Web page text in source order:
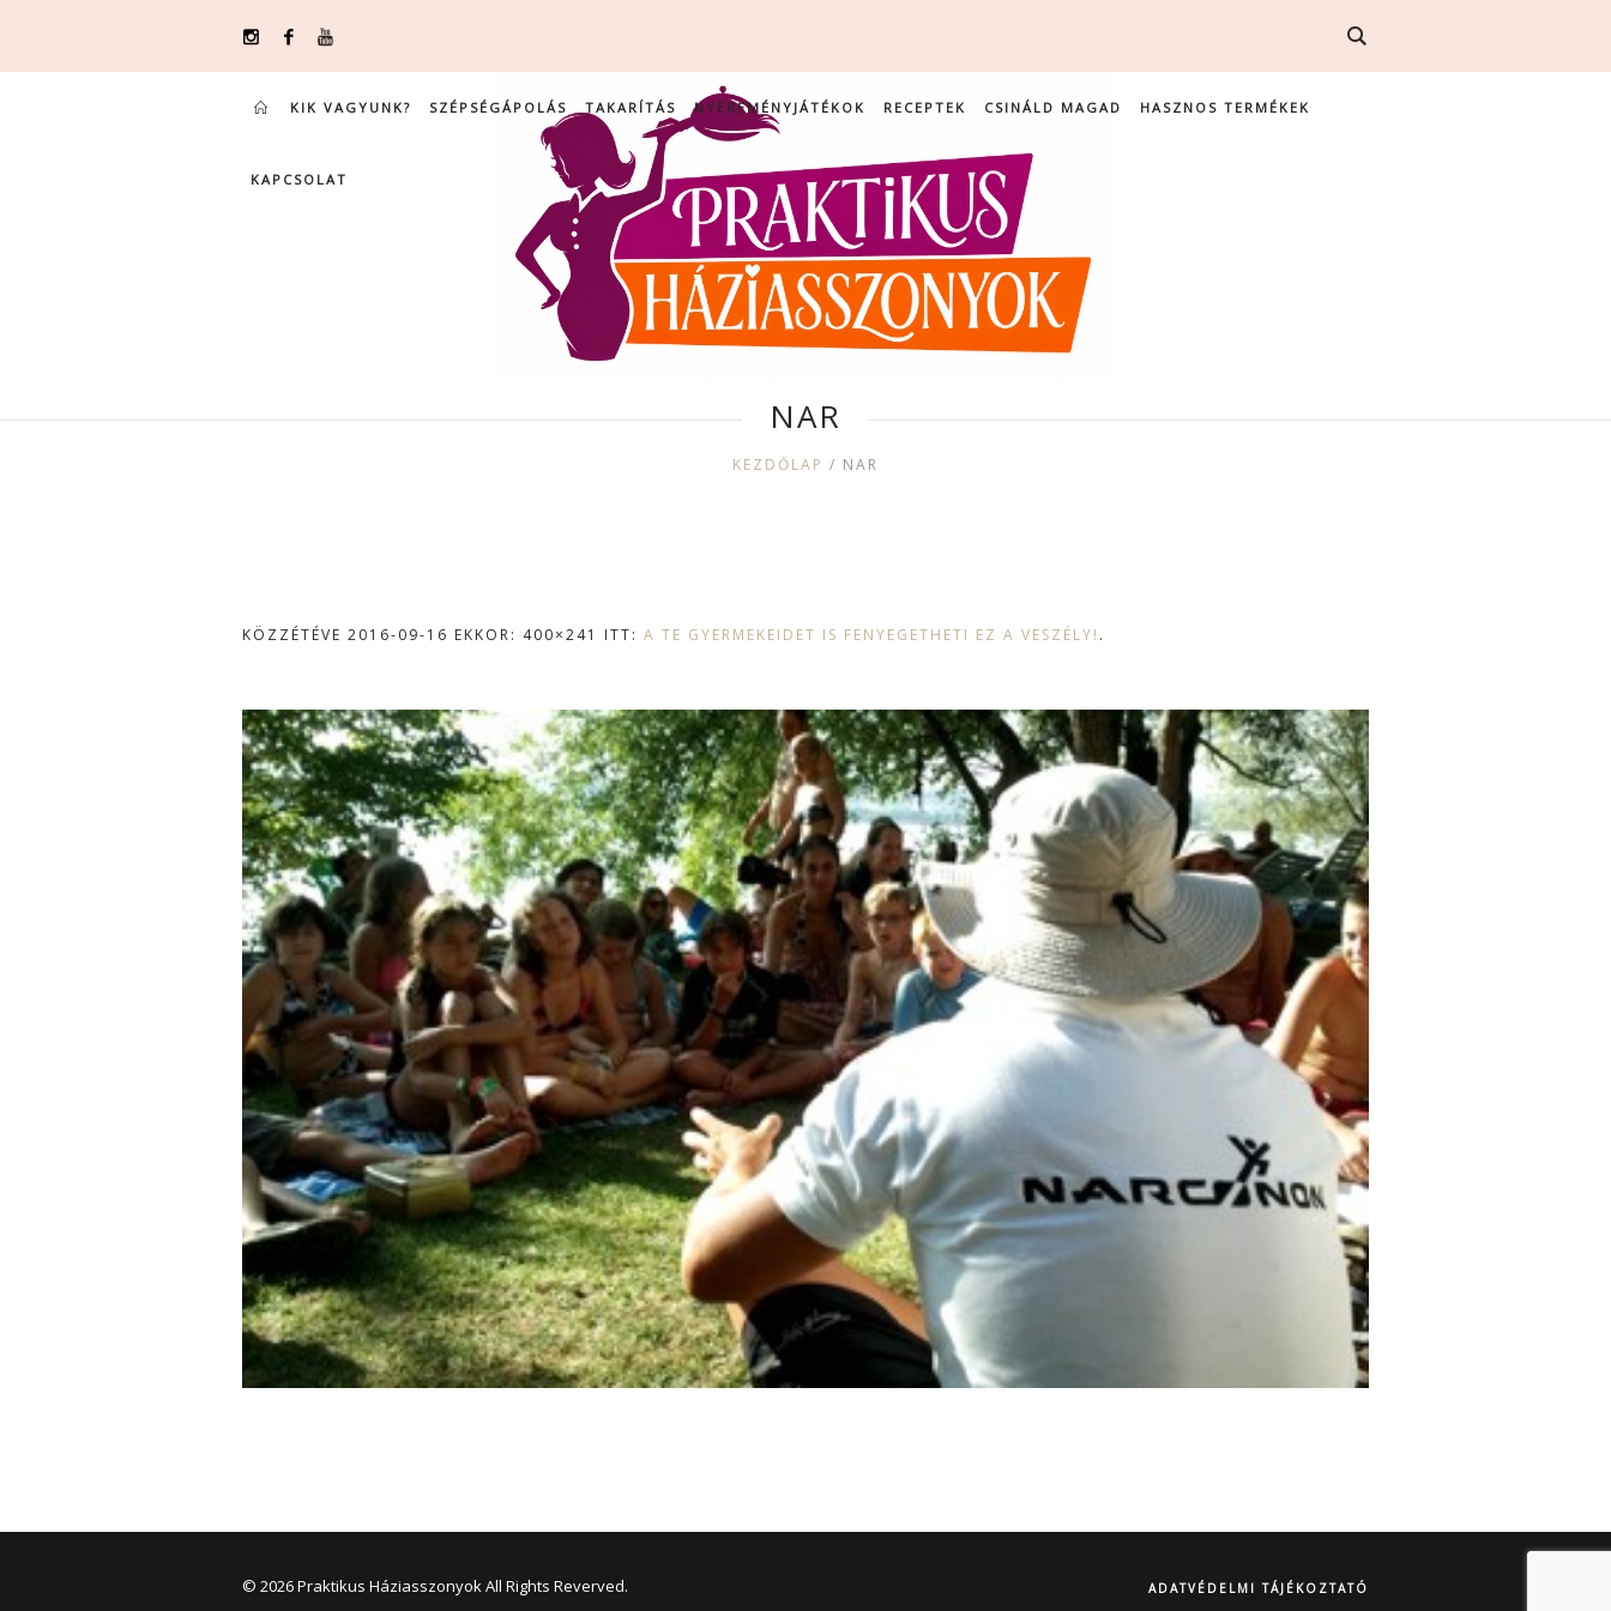
KIK VAGYUNK? SZÉPSÉGÁPOLÁS TAKARÍTÁS NYEREMÉNYJÁTÉKOK RECEPTEK CSINÁLD MAGAD HASZNOS TERMÉKEK
KAPCSOLAT
NAR
KEZDŐLAP / NAR
KÖZZÉTÉVE 2016-09-16 EKKOR: 400×241 ITT: A TE GYERMEKEIDET IS FENYEGETHETI EZ A VESZÉLY! .
ADATVÉDELMI TÁJÉKOZTATÓ
© 2026 Praktikus Háziasszonyok All Rights Reverved.